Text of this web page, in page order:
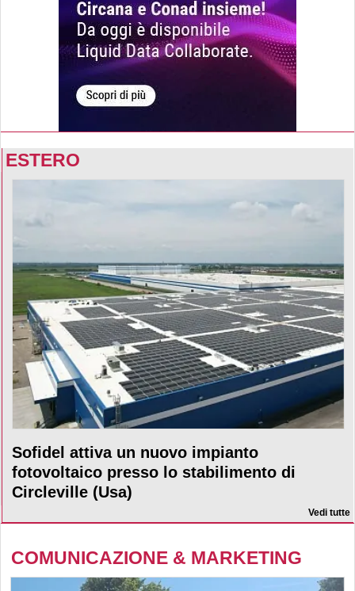
ESTERO
Sofidel attiva un nuovo impianto
fotovoltaico presso lo stabilimento di
Circleville (Usa)
Vedi tutte
COMUNICAZIONE & MARKETING